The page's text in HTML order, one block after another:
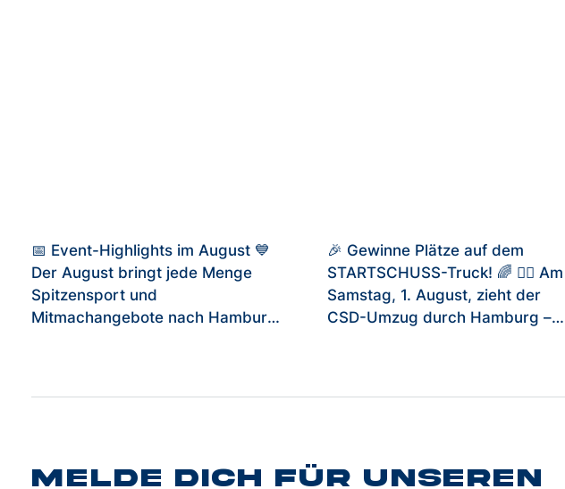
📅 Event-Highlights im August 💙
Der August bringt jede Menge
Spitzensport und
Mitmachangebote nach Hamburg!
Hamburger Skate-Community. 🏐
🎉 Gewinne Plätze auf dem
STARTSCHUSS-Truck! 🌈 🏳️‍🌈 Am
Samstag, 1. August, zieht der
CSD-Umzug durch Hamburg –
Begleitperson Plätze auf unserem
Melde Dich für unseren